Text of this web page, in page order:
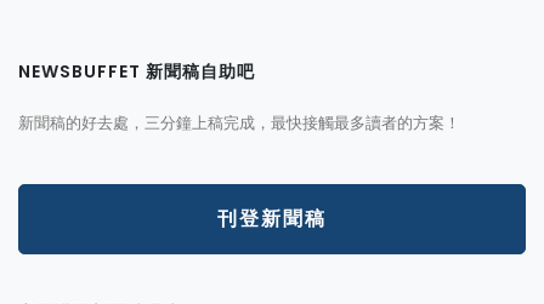
NEWSBUFFET 新聞稿自助吧
新聞稿的好去處，三分鐘上稿完成，最快接觸最多讀者的方案！
刊登新聞稿